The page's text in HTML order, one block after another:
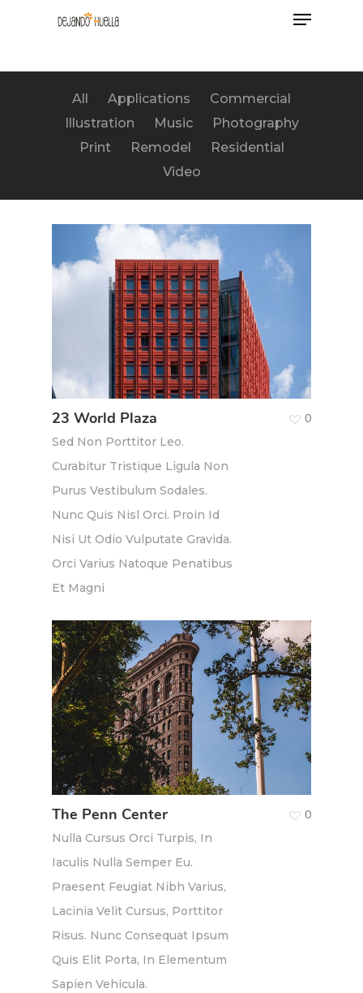
Menu
All Applications
Commercial
Illustration
Music
Photography
Print
Remodel
Residential
Video
23 World Plaza
Sed Non Porttitor Leo.
Curabitur Tristique Ligula Non
Purus Vestibulum Sodales.
Nunc Quis Nisl Orci. Proin Id
Nisi Ut Odio Vulputate Gravida.
Orci Varius Natoque Penatibus
Et Magni
0
The Penn Center
Nulla Cursus Orci Turpis, In
Iaculis Nulla Semper Eu.
Praesent Feugiat Nibh Varius,
Lacinia Velit Cursus, Porttitor
Risus. Nunc Consequat Ipsum
Quis Elit Porta, In Elementum
Sapien Vehicula.
0